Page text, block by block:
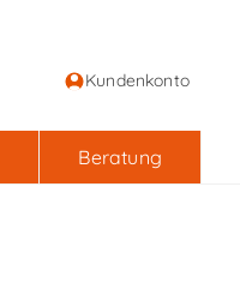
Kundenkonto
Beratung